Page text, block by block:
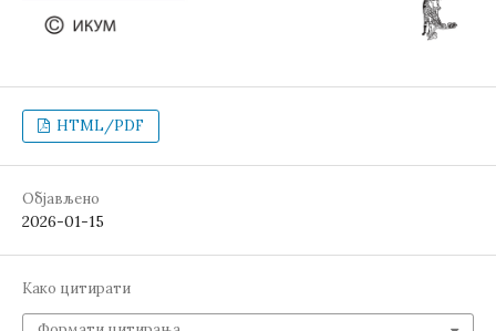
HTML/PDF
Објављено
2026-01-15
Како цитирати